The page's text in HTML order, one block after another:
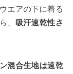
エアの下に着る
、
吸汗速乾性さ
混合生地は速乾